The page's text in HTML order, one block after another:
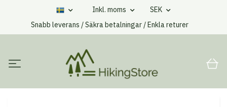
Inkl. moms
SEK
Snabb leverans / Säkra betalningar / Enkla returer